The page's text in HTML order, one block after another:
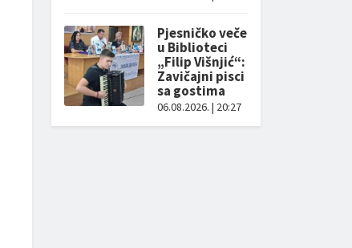
Pjesničko veče
u Biblioteci
„Filip Višnjić“:
Zavičajni pisci
sa gostima
06.08.2026. | 20:27